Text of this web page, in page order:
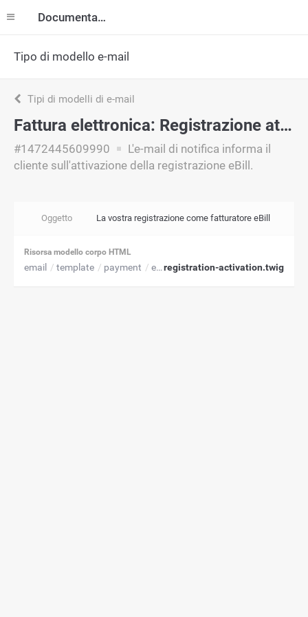
Documentazione
Tipo di modello e-mail
Tipi di modelli di e-mail
Fattura elettronica: Registrazione attivata
#1472445609990
L'e-mail di notifica informa il
cliente sull'attivazione della registrazione eBill.
Oggetto La vostra registrazione come fatturatore eBill
Risorsa modello corpo HTML
email template payment ebill registration-activation.twig